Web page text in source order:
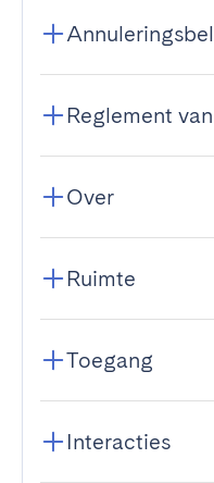
Reglement
Over
Ruimte
Toegang
Interacties